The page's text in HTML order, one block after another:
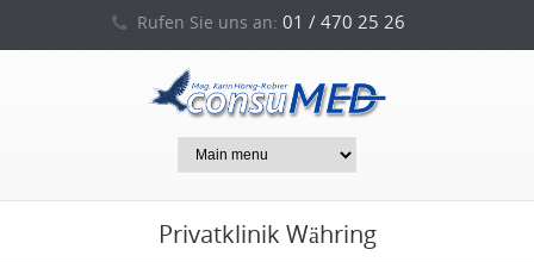
Rufen Sie uns an: 01 / 470 25 26
0664 / 212 53 94
Privatklinik Währing